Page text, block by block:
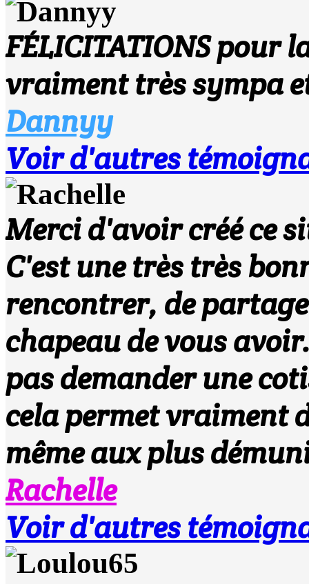
FÉLICITATIONS pour
vraiment très sympa
Dannyy
Voir d'autres
Merci d'avoir créé ce
C'est une très très
rencontrer, de
chapeau de vous
pas demander une
cela permet vraiment
même aux plus
Rachelle
Voir d'autres